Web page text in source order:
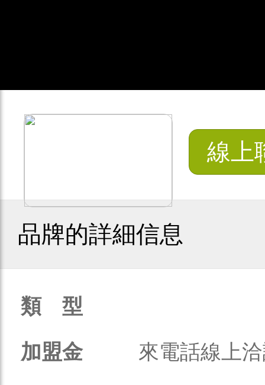
線上
品牌的詳細信息
類 型
加盟金
來電話線上